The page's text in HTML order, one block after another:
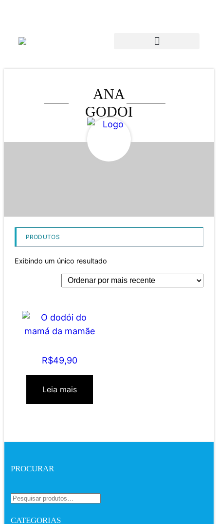
ANA
GODOI
PRODUTOS
Exibindo um único resultado
R$49,90
Leia mais
PROCURAR
CATEGORIAS